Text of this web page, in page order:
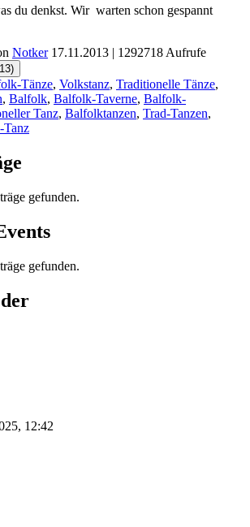
du denkst. Wir warten schon gespannt
Notker17.11.2013 | 1292718 Aufrufe
13)
Tänze, Volkstanz, Traditionelle Tänze,
, Balfolk, Balfolk-Taverne, Balfolk-
Tanz, Balfolktanzen, Trad-Tanzen,
Tanz
gefunden.
gefunden.
12:42